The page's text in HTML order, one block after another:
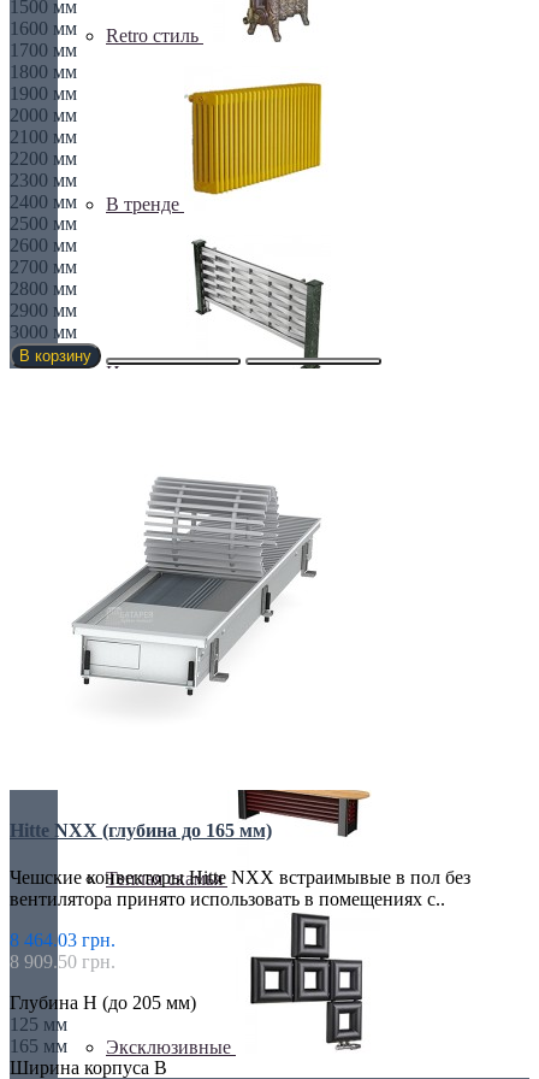
Retro стиль
В тренде
Из камня
С деревом
Теплая скамья
Эксклюзивные
1500 мм
1600 мм
1700 мм
1800 мм
1900 мм
2000 мм
2100 мм
2200 мм
2300 мм
2400 мм
2500 мм
2600 мм
2700 мм
2800 мм
2900 мм
3000 мм
В корзину
Hitte NXX (глубина до 165 мм)
Чешские конвекторы Hitte NXX встраимывые в пол без
вентилятора принято использовать в помещениях с..
8 464.03 грн.
8 909.50 грн.
Глубина H (до 205 мм)
125 мм
165 мм
Ширина корпуса B